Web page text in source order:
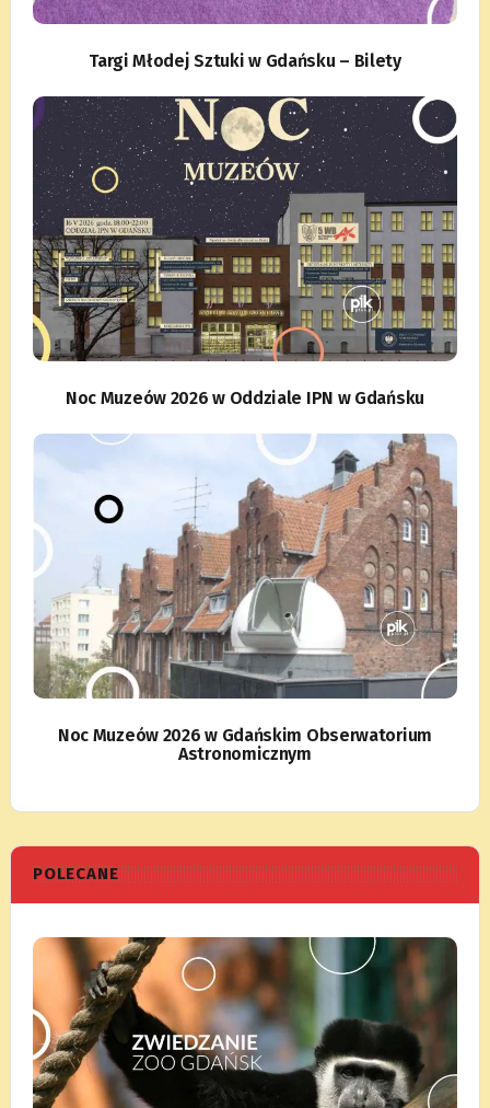
Targi Młodej Sztuki w Gdańsku – Bilety
Noc Muzeów 2026 w Oddziale IPN w Gdańsku
Noc Muzeów 2026 w Gdańskim Obserwatorium
Astronomicznym
POLECANE